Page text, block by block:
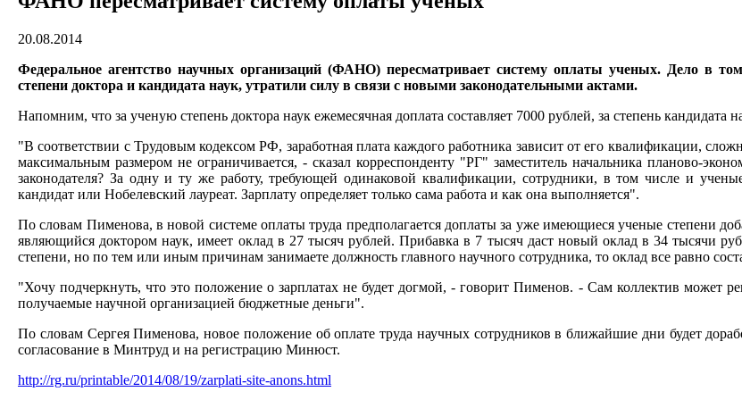
20.08.2014
Федеральное агентство научных организаций (ФАНО) пересматривает систему оплаты ученых. Дело в
степени доктора и кандидата наук, утратили силу в связи с новыми законодательными актами.
Напомним, что за ученую степень доктора наук ежемесячная доплата составляет 7000 рублей, за степень кандидата
"В соответствии с Трудовым кодексом РФ, заработная плата каждого работника зависит от его квалификации,
максимальным размером не ограничивается, - сказал корреспонденту "РГ" заместитель начальника планово-
законодателя? За одну и ту же работу, требующей одинаковой квалификации, сотрудники, в том числе и
кандидат или Нобелевский лауреат. Зарплату определяет только сама работа и как она выполняется".
По словам Пименова, в новой системе оплаты труда предполагается доплаты за уже имеющиеся ученые степени
являющийся доктором наук, имеет оклад в 27 тысяч рублей. Прибавка в 7 тысяч даст новый оклад в 34 тысячи
степени, но по тем или иным причинам занимаете должность главного научного сотрудника, то оклад все равно
"Хочу подчеркнуть, что это положение о зарплатах не будет догмой, - говорит Пименов. - Сам коллектив может
получаемые научной организацией бюджетные деньги".
По словам Сергея Пименова, новое положение об оплате труда научных сотрудников в ближайшие дни будет
согласование в Минтруд и на регистрацию Минюст.
http://rg.ru/printable/2014/08/19/zarplati-site-anons.html